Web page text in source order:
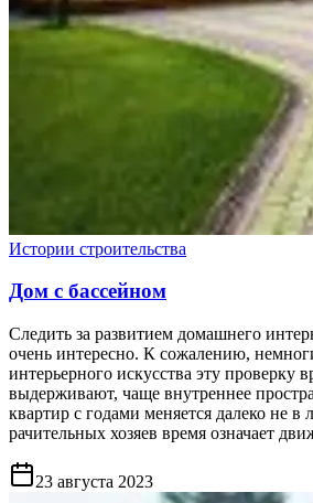
Истории строительства
Дом с бассейном
Следить за развитием домашнего
очень интересно. К сожалению,
интерьерного искусства эту проверку
выдерживают, чаще внутреннее
квартир с годами меняется далеко не
рачительных хозяев время означает
23 августа 2023